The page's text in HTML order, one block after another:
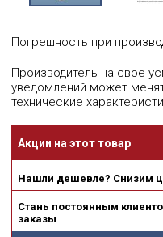
Погрешность при
Производитель на свое
уведомлений может
технические
Акции на этот товар
Нашли дешевле? Снизим
Стань постоянным
заказы